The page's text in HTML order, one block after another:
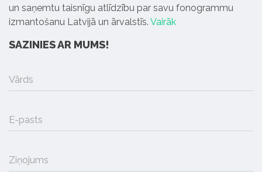
un saņemtu taisnīgu atlīdzību par savu fonogrammu
izmantošanu Latvijā un ārvalstīs. Vairāk
SAZINIES AR MUMS!
Vārds
E-pasts
Ziņojums